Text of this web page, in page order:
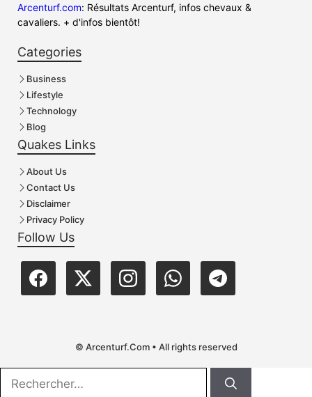
Arcenturf.com: Résultats Arcenturf, infos chevaux &
cavaliers. + d'infos bientôt!
Categories
Business
Lifestyle
Technology
Blog
Quakes Links
About Us
Contact Us
Disclaimer
Privacy Policy
Follow Us
© Arcenturf.Com • All rights reserved
Rechercher :